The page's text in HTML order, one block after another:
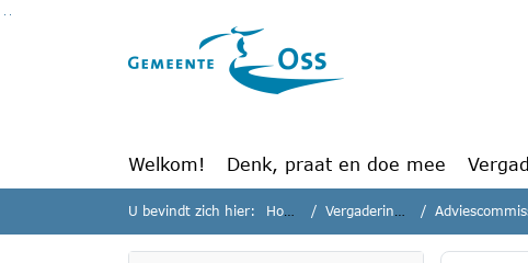
Ga naar de inhoud van deze pagina
Welkom! Denk, praat en doe mee
U bevindt zich hier: Home Vergaderingen